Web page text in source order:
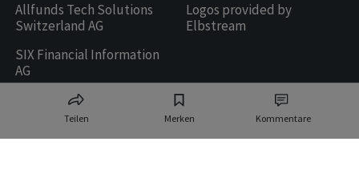
Teilen Merken Kommentare
Allfunds Tech Solutions
Switzerland AG
SIX Financial Information
AG
Logos provided by
Elbstream